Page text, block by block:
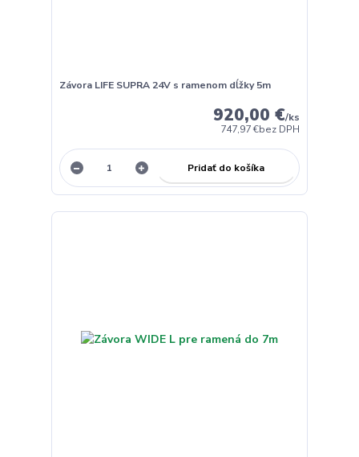
Závora LIFE SUPRA 24V s ramenom dĺžky 5m
920,00 €/ks
747,97 €bez DPH
Pridať do košíka